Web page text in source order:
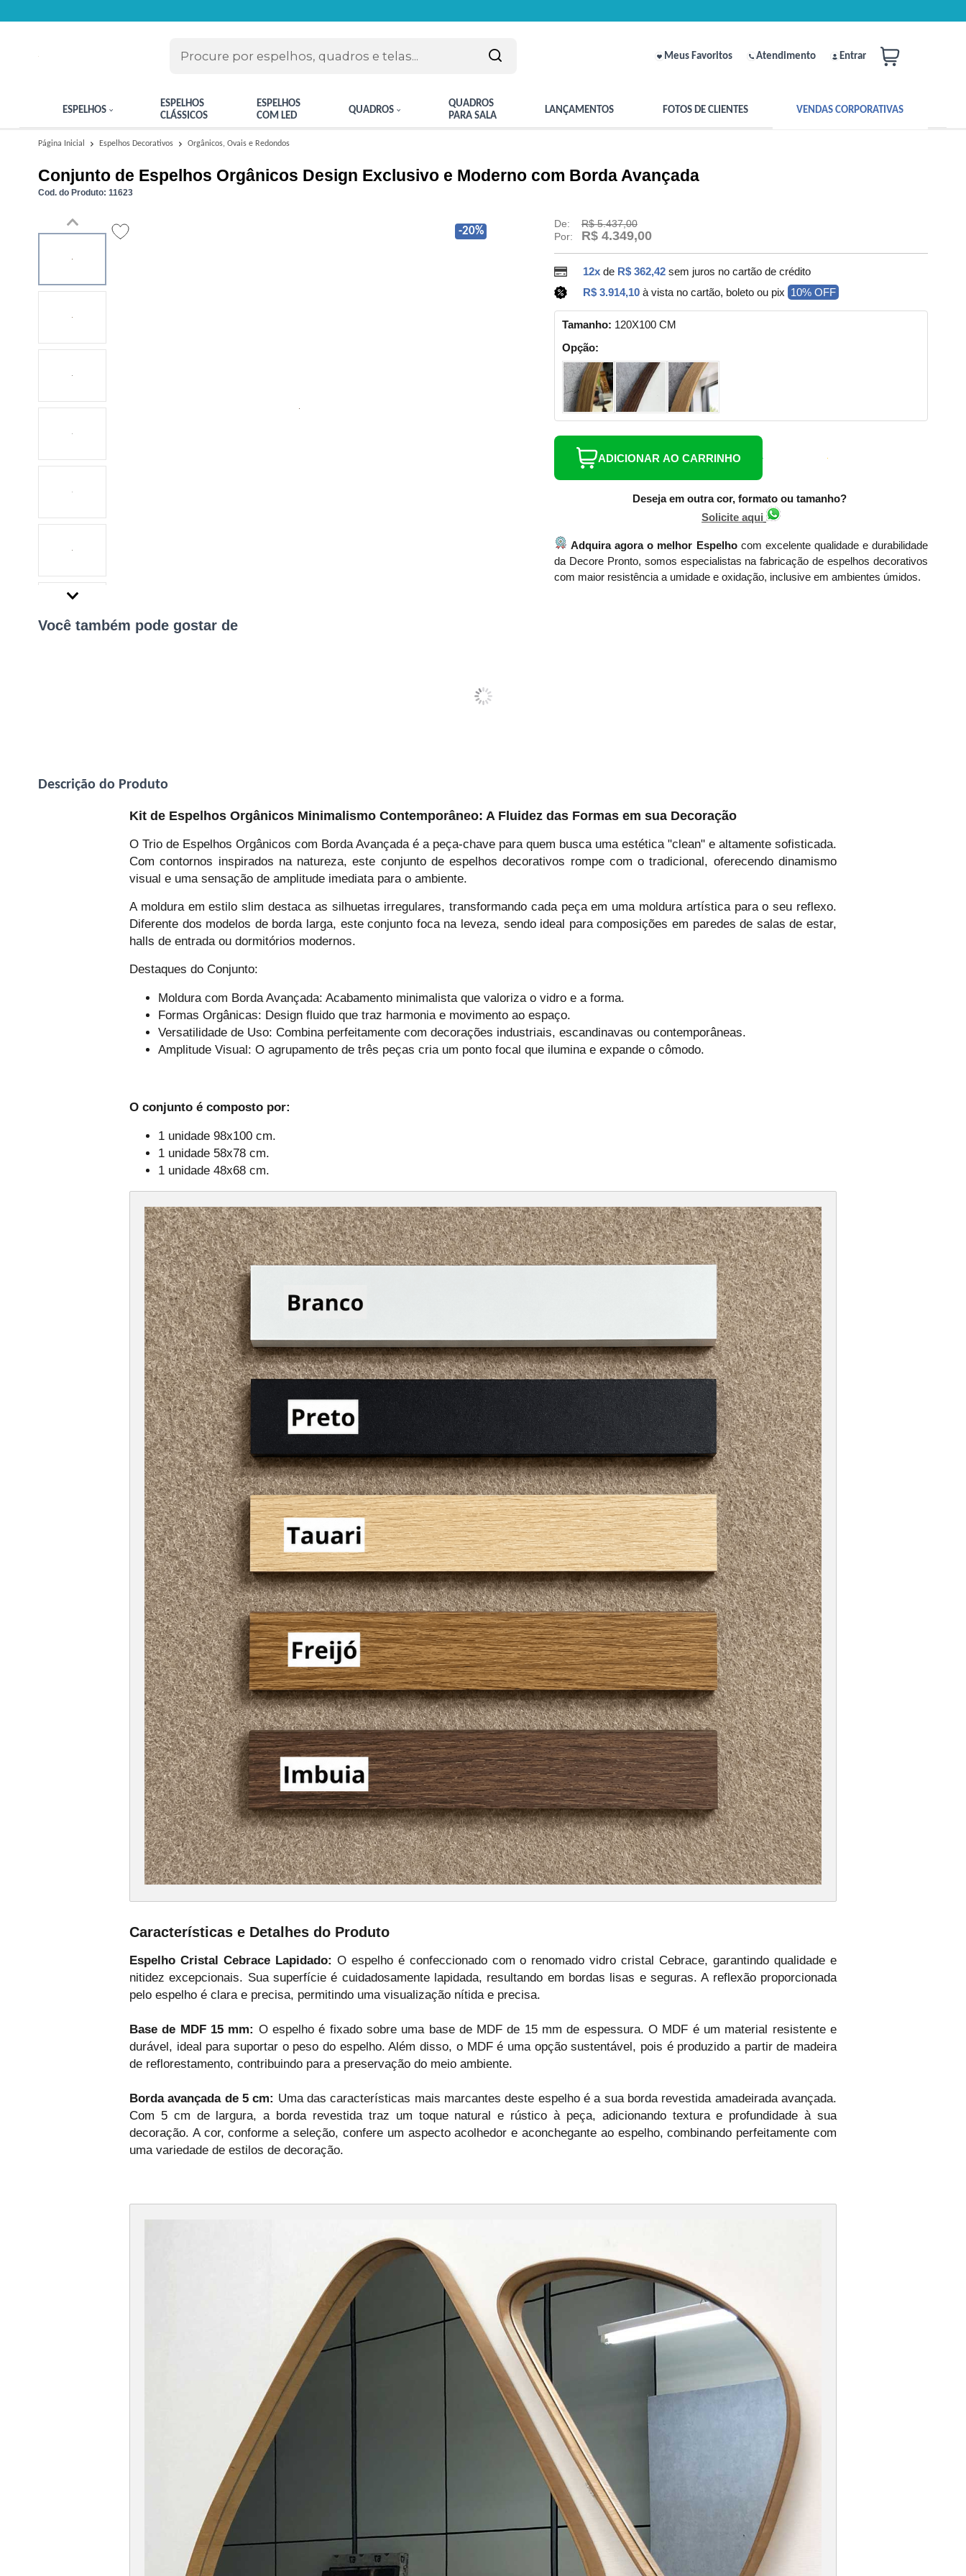
Meus Favoritos Atendimento Entrar
ESPELHOS
ESPELHOS
CLÁSSICOS
ESPELHOS
COM LED
QUADROS
QUADROS
PARA SALA
LANÇAMENTOS FOTOS DE CLIENTES VENDAS CORPORATIVAS
Página Inicial Espelhos Decorativos Orgânicos, Ovais e Redondos
Conjunto de Espelhos Orgânicos Design Exclusivo e Moderno com Borda Avançada
Cod. do Produto: 11623
-20%
De:
R$ 5.437,00
Por:
R$ 4.349,00
12x de R$ 362,42 sem juros no cartão de crédito
R$ 3.914,10à vista no cartão, boleto ou pix 10% OFF
Tamanho: 120X100 CM
Opção:
ADICIONAR AO CARRINHO
Deseja em outra cor, formato ou tamanho?
Solicite aqui
Adquira agora o melhor Espelhocom excelente qualidade e durabilidade
da Decore Pronto, somos especialistas na fabricação de espelhos decorativos
com maior resistência a umidade e oxidação, inclusive em ambientes úmidos.
Você também pode gostar de
Descrição do Produto
Kit de Espelhos Orgânicos Minimalismo Contemporâneo: A Fluidez das Formas em sua Decoração
O Trio de Espelhos Orgânicos com Borda Avançada é a peça-chave para quem busca uma estética "clean" e altamente sofisticada.
Com contornos inspirados na natureza, este conjunto de espelhos decorativos rompe com o tradicional, oferecendo dinamismo
visual e uma sensação de amplitude imediata para o ambiente.
A moldura em estilo slim destaca as silhuetas irregulares, transformando cada peça em uma moldura artística para o seu reflexo.
Diferente dos modelos de borda larga, este conjunto foca na leveza, sendo ideal para composições em paredes de salas de estar,
halls de entrada ou dormitórios modernos.
Destaques do Conjunto:
Moldura com Borda Avançada: Acabamento minimalista que valoriza o vidro e a forma.
Formas Orgânicas: Design fluido que traz harmonia e movimento ao espaço.
Versatilidade de Uso: Combina perfeitamente com decorações industriais, escandinavas ou contemporâneas.
Amplitude Visual: O agrupamento de três peças cria um ponto focal que ilumina e expande o cômodo.
O conjunto é composto por:
1 unidade 98x100 cm.
1 unidade 58x78 cm.
1 unidade 48x68 cm.
Características e Detalhes do Produto
Espelho Cristal Cebrace Lapidado: O espelho é confeccionado com o renomado vidro cristal Cebrace, garantindo qualidade e
nitidez excepcionais. Sua superfície é cuidadosamente lapidada, resultando em bordas lisas e seguras. A reflexão proporcionada
pelo espelho é clara e precisa, permitindo uma visualização nítida e precisa.
Base de MDF 15 mm: O espelho é fixado sobre uma base de MDF de 15 mm de espessura. O MDF é um material resistente e
durável, ideal para suportar o peso do espelho. Além disso, o MDF é uma opção sustentável, pois é produzido a partir de madeira
de reflorestamento, contribuindo para a preservação do meio ambiente.
Borda avançada de 5 cm: Uma das características mais marcantes deste espelho é a sua borda revestida amadeirada avançada.
Com 5 cm de largura, a borda revestida traz um toque natural e rústico à peça, adicionando textura e profundidade à sua
decoração. A cor, conforme a seleção, confere um aspecto acolhedor e aconchegante ao espelho, combinando perfeitamente com
uma variedade de estilos de decoração.